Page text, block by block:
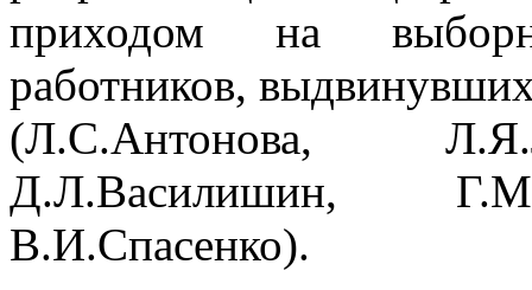
приходом на
работников,
(Л.С.Антонова,
Д.Л.Василишин,
В.И.Спасенко).